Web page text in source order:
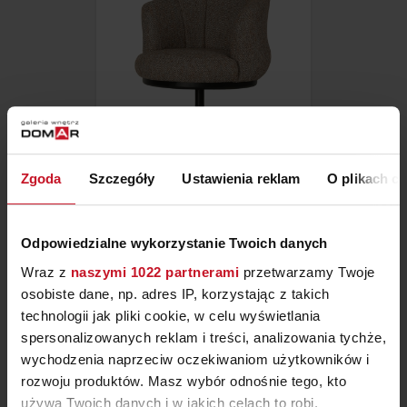
Zgoda Szczegóły Ustawienia reklam O plikach
Odpowiedzialne wykorzystanie Twoich danych
Wraz z naszymi 1022 partnerami przetwarzamy Twoje
osobiste dane, np. adres IP, korzystając z takich
technologii jak pliki cookie, w celu wyświetlania
spersonalizowanych reklam i treści, analizowania tychże,
wychodzenia naprzeciw oczekiwaniom użytkowników i
rozwoju produktów. Masz wybór odnośnie tego, kto
używa Twoich danych i w jakich celach to robi.
KRZESŁO ASSEN
ZAPYTAJ O CENĘ W SALONIE